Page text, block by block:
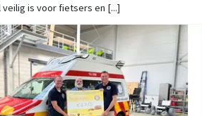
is voor fietsers en [...]